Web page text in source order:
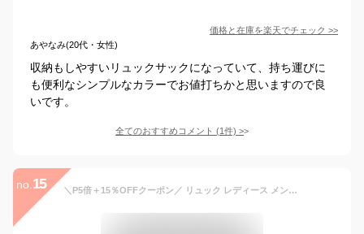
価格と在庫を楽天でチェック >>
あやなみ(20代・女性)
収納もしやすいリュックサックになっていて、持ち運びに
も便利なシンプルなカラーでお値打ちかと思いますので良
いです。
全てのおすすめコメント (1件) >
no. 15 ＼P5倍＋15％OFFクーポン／ リュック レディース メンズ リュックサック 大容量 軽量 軽い 防水 バックパック 撥水 20L 25L りゅっく Pc対応 通勤 通学 女子 旅行 スポーツリュック ins風 防災グッズ PCリュック かわいい おしゃれ 韓国リュック 学生 高校生 中学生 母の日